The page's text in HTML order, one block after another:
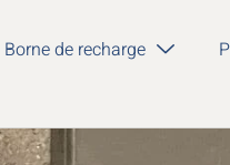
Borne de recharge